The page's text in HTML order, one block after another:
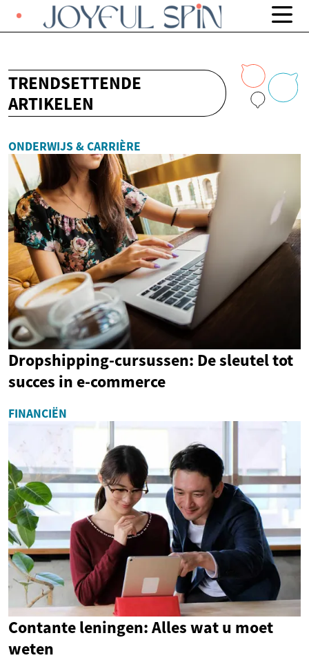
TRENDSETTENDE
ARTIKELEN
ONDERWIJS & CARRIÈRE
Dropshipping-cursussen: De sleutel tot
succes in e-commerce
FINANCIËN
Contante leningen: Alles wat u moet
weten